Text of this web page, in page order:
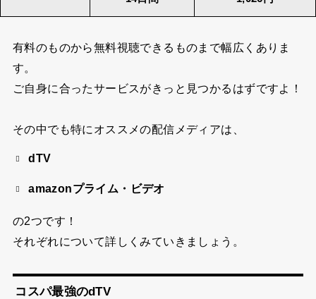
有料のものから無料視聴できるものまで幅広くありま
す。
ご自身に合ったサービスがきっと見つかるはずですよ！
その中でも特にオススメの配信メディアは、
dTV
amazonプライム・ビデオ
の2つです！
それぞれについて詳しくみていきましょう。
コスパ最強のdTV